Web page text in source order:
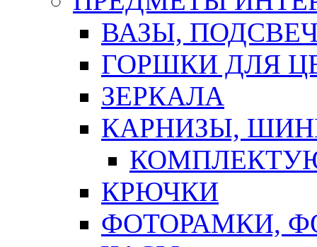
ВАЗЫ,
ГОРШКИ ДЛЯ
ЗЕРКАЛА
КАРНИЗЫ,
КРЮЧКИ
ФОТОРАМКИ,